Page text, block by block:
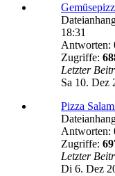
18:31
Antworten:
Zugriffe:
Letzter
Sa 10. Dez
Pizza
Antworten:
Zugriffe:
Letzter
Di 6. Dez